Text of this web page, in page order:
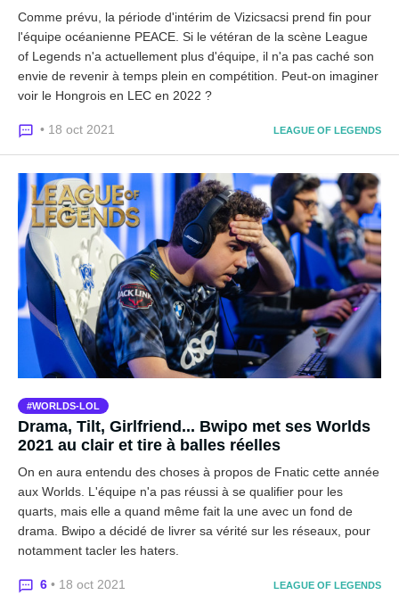
Comme prévu, la période d'intérim de Vizicsacsi prend fin pour
l'équipe océanienne PEACE. Si le vétéran de la scène League
of Legends n'a actuellement plus d'équipe, il n'a pas caché son
envie de revenir à temps plein en compétition. Peut-on imaginer
voir le Hongrois en LEC en 2022 ?
• 18 oct 2021 LEAGUE OF LEGENDS
WORLDS-LOL
Drama, Tilt, Girlfriend... Bwipo met ses Worlds
2021 au clair et tire à balles réelles
On en aura entendu des choses à propos de Fnatic cette année
aux Worlds. L'équipe n'a pas réussi à se qualifier pour les
quarts, mais elle a quand même fait la une avec un fond de
drama. Bwipo a décidé de livrer sa vérité sur les réseaux, pour
notamment tacler les haters.
6 • 18 oct 2021 LEAGUE OF LEGENDS